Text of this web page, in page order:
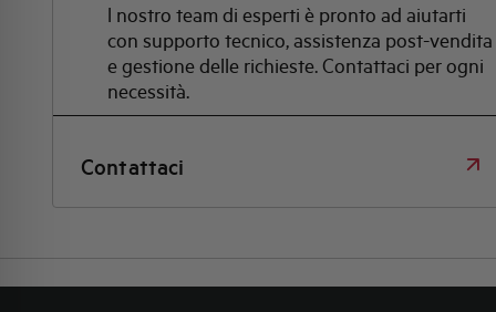
l nostro team di esperti è pronto ad aiutarti
con supporto tecnico, assistenza post-vendita
e gestione delle richieste. Contattaci per ogni
necessità.
Contattaci